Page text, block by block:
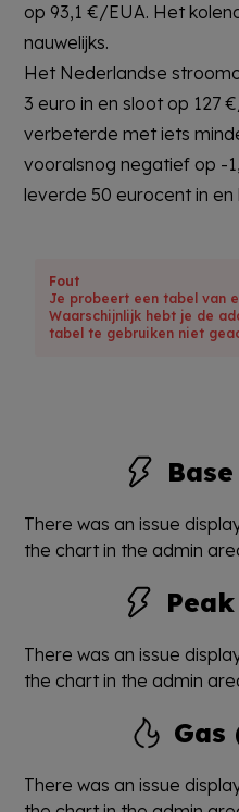
op 93,1 €/EUA. Het
nauwelijks.
Het Nederlandse
3 euro in en sloot op 127
verbeterde met iets
vooralsnog negatief op -
leverde 50 eurocent in
Fout
Je probeert een tabel van
Waarschijnlijk hebt je de
tabel te gebruiken niet
There was an issue
the chart in the admin
There was an issue
the chart in the admin
Gas
There was an issue